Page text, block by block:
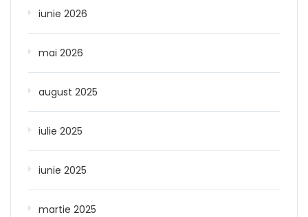
iunie 2026
mai 2026
august 2025
iulie 2025
iunie 2025
martie 2025